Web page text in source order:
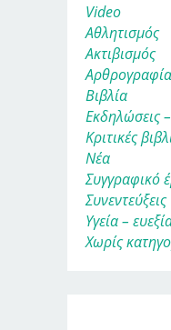
Video
Αθλητισμός
Ακτιβισμός
Αρθρογραφία
Βιβλία
Εκδηλώσεις
Κριτικές
Νέα
Συγγραφικό
Συνεντεύξεις
Υγεία –
Χωρίς